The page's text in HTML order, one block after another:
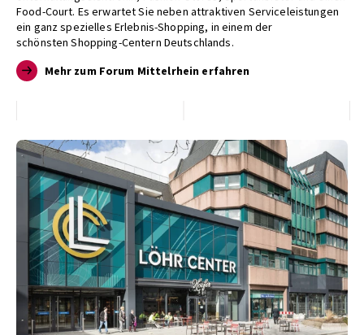
Food-Court. Es erwartet Sie neben attraktiven Serviceleistungen
ein ganz spezielles Erlebnis-Shopping, in einem der
schönsten Shopping-Centern Deutschlands.
Mehr zum Forum Mittelrhein erfahren